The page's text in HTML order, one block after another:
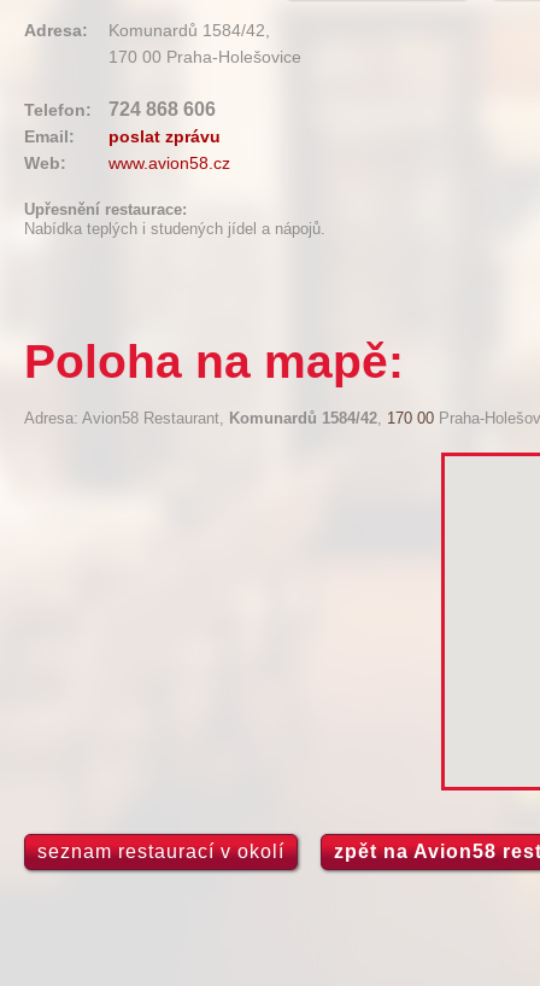
Adresa:
Komunardů 1584/42,
170 00 Praha-Holešovice
Telefon: 724 868 606
Email:
poslat zprávu
Web:
www.avion58.cz
Upřesnění restaurace:
Nabídka teplých i studených jídel a nápojů.
Poloha na mapě:
Adresa: Avion58 Restaurant, Komunardů 1584/42, 170 00 Praha-
seznam restaurací v okolí zpět na Avion58